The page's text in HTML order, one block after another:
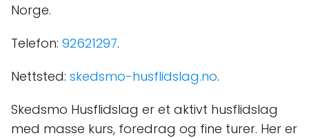
Norge.
Telefon: 92621297.
Nettsted: skedsmo-husflidslag.no.
Skedsmo Husflidslag er et aktivt husflidslag
med masse kurs, foredrag og fine turer. Her er